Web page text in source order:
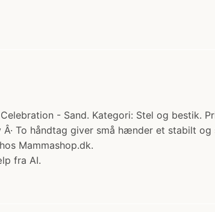
- Sand. Kategori: Stel og bestik.
To håndtag giver små hænder et stabilt
Mammashop.dk.
fra AI.